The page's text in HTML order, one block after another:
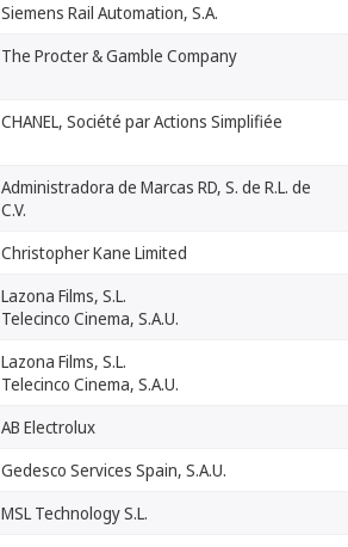
Siemens Rail Automation, S.A.
The Procter & Gamble Company
CHANEL, Société par Actions Simplifiée
Administradora de Marcas RD, S. de R.L. de
C.V.
Christopher Kane Limited
Lazona Films, S.L.
Telecinco Cinema, S.A.U.
Lazona Films, S.L.
Telecinco Cinema, S.A.U.
AB Electrolux
Gedesco Services Spain, S.A.U.
MSL Technology S.L.